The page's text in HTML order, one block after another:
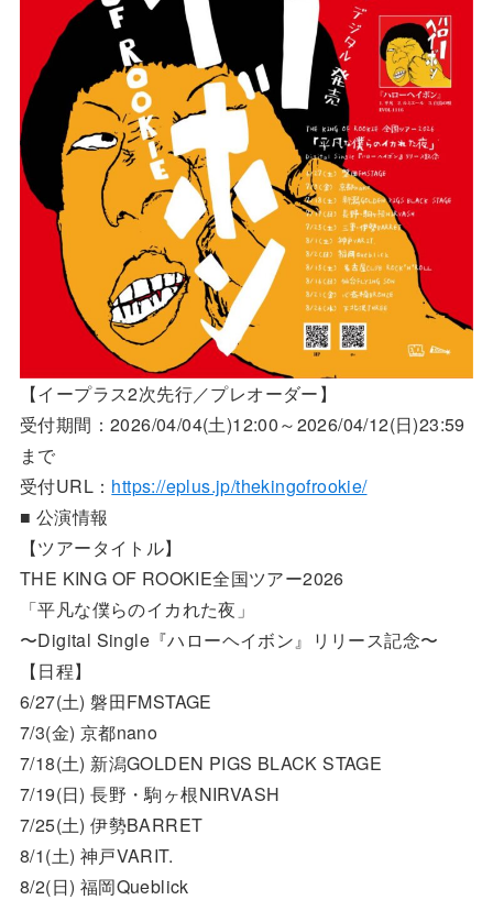
【イープラス2次先行／プレオーダー】
受付期間：2026/04/04(土)12:00～2026/04/12(日)23:59
まで
受付URL： https://eplus.jp/thekingofrookie/
■ 公演情報
【ツアータイトル】
THE KING OF ROOKIE全国ツアー2026
「平凡な僕らのイカれた夜」
〜Digital Single『ハローヘイボン』リリース記念〜
【日程】
6/27(土) 磐田FMSTAGE
7/3(金) 京都nano
7/18(土) 新潟GOLDEN PIGS BLACK STAGE
7/19(日) 長野・駒ヶ根NIRVASH
7/25(土) 伊勢BARRET
8/1(土) 神戸VARIT.
8/2(日) 福岡Queblick